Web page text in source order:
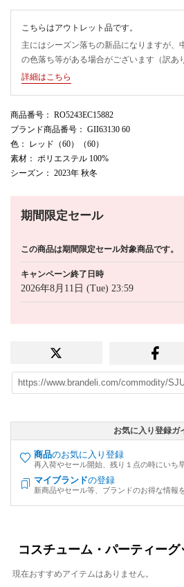
こちらはアウトレット品です。
主にはシーズン落ちの新品になりますが、
の色落ち等がある場合がございます（訳あ
詳細はこちら
商品番号 ： RO5243EC15882
ブランド商品番号 ： GII63130 60
色 ： レッド（60）（60）
素材 ： ポリエステル 100%
シーズン ： 2023年 秋冬
期間限定セール
この商品は期間限定セール対象商品です。
キャンペーン終了日時
2026年8月11日 (Tue) 23:59
お気に入り登録ガ
商品のお気に入り登録
再入荷やセール開始、残り１点の時にいち
マイブランドの登録
新商品やセール等、ブランドのお得な情報
コスチューム・パーティー
現在おすすめアイテムはありません。